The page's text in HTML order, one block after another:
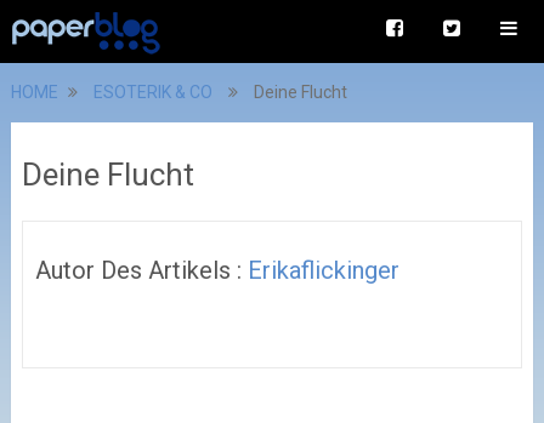
HOME ESOTERIK & CO Deine Flucht
Deine Flucht
Autor Des Artikels : Erikaflickinger